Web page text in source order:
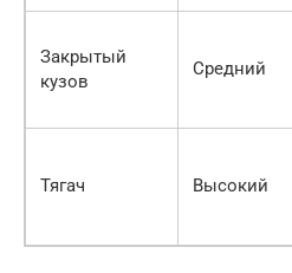
Закрытый
кузов
Средний
Тягач Высокий